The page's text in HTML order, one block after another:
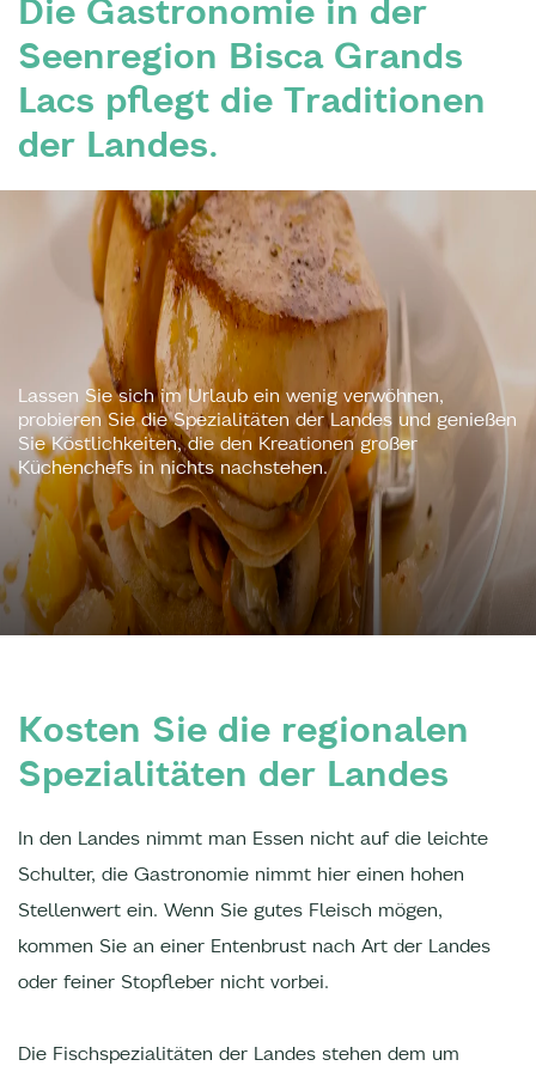
Die Gastronomie in der
Seenregion Bisca Grands
Lacs pflegt die Traditionen
der Landes.
Lassen Sie sich im Urlaub ein wenig verwöhnen,
probieren Sie die Spezialitäten der Landes und genießen
Sie Köstlichkeiten, die den Kreationen großer
Küchenchefs in nichts nachstehen.
Kosten Sie die regionalen
Spezialitäten der Landes
In den Landes nimmt man Essen nicht auf die leichte
Schulter, die Gastronomie nimmt hier einen hohen
Stellenwert ein. Wenn Sie gutes Fleisch mögen,
kommen Sie an einer Entenbrust nach Art der Landes
oder feiner Stopfleber nicht vorbei.
Die Fischspezialitäten der Landes stehen dem um